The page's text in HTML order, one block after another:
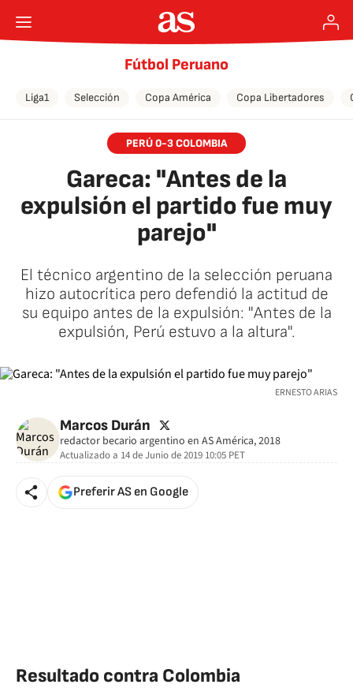
Fútbol Peruano
Liga1 Selección Copa América Copa Libertadores
PERÚ 0-3 COLOMBIA
Gareca: "Antes de la
expulsión el partido fue muy
parejo"
El técnico argentino de la selección peruana
hizo autocrítica pero defendió la actitud de
su equipo antes de la expulsión: "Antes de la
expulsión, Perú estuvo a la altura".
ERNESTO ARIAS
Marcos Durán twitter
redactor becario argentino en AS América, 2018
Actualizado a 14 de Junio de 2019 10:05 PET
Preferir AS en Google
Resultado contra Colombia